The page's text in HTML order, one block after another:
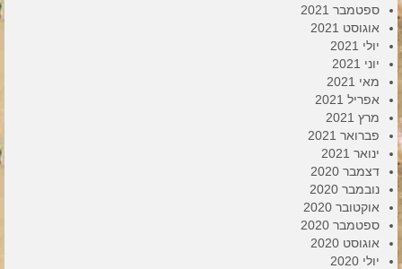
ספטמבר 2021
אוגוסט 2021
יולי 2021
יוני 2021
מאי 2021
אפריל 2021
מרץ 2021
פברואר 2021
ינואר 2021
דצמבר 2020
נובמבר 2020
אוקטובר 2020
ספטמבר 2020
אוגוסט 2020
יולי 2020